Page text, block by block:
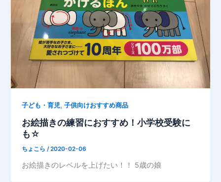
子ども・育児,子供向けおすすめ商品
お絵描きの練習におすすめ！小学校受験に
も☆
ちょこら/2020-02-06
お絵描きのレベルを上げたい！！ 5歳の娘